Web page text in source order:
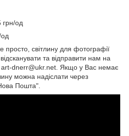
грн/од
світлину для фотографії
та відправити нам на
art-dnerr@ukr.net. Якщо у Вас немає
можна надіслати через
Пошта".